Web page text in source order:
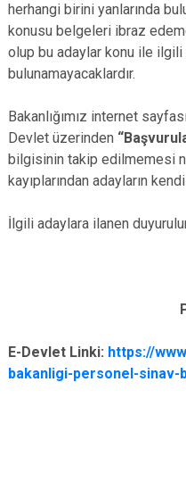
herhangi birini yanlarında
konusu belgeleri ibraz
olup bu adaylar konu ile
bulunamayacaklardır.
Bakanlığımız internet
Devlet üzerinden
bilgisinin takip edilmemesi
kayıplarından adayların
İlgili adaylara ilanen
E-Devlet Linki: https://
bakanligi-personel-sinav-